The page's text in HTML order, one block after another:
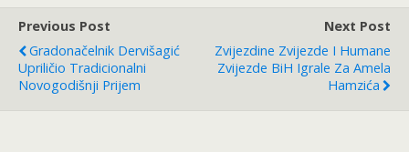
Previous Post
Gradonačelnik Dervišagić
Upriličio Tradicionalni
Novogodišnji Prijem
Next Post
Zvijezdine Zvijezde I Humane
Zvijezde BiH Igrale Za Amela
Hamzića